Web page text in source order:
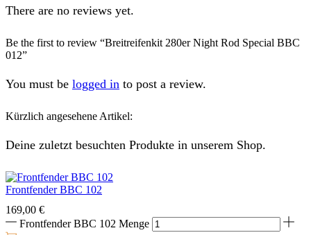
There are no reviews yet.
Be the first to review “Breitreifenkit 280er Night Rod Special BBC
012”
You must be logged in to post a review.
Kürzlich angesehene Artikel:
Deine zuletzt besuchten Produkte in unserem Shop.
Frontfender BBC 102
169,00 €
Frontfender BBC 102 Menge